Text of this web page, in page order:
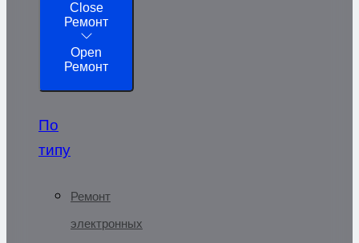
Close
Ремонт
Open
Ремонт
По
типу
Ремонт
электронных